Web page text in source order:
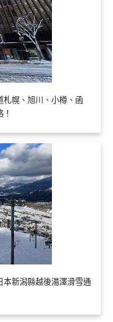
幌、旭川、小樽、函
新潟縣越後湯澤滑雪通